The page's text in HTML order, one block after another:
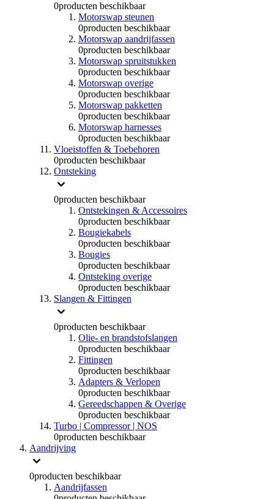
0producten beschikbaar
Motorswap steunen
0producten beschikbaar
Motorswap aandrijfassen
0producten beschikbaar
Motorswap spruitstukken
0producten beschikbaar
Motorswap overige
0producten beschikbaar
Motorswap pakketten
0producten beschikbaar
Motorswap harnesses
0producten beschikbaar
Vloeistoffen & Toebehoren
0producten beschikbaar
Ontsteking
0producten beschikbaar
Ontstekingen & Accessoires
0producten beschikbaar
Bougiekabels
0producten beschikbaar
Bougies
0producten beschikbaar
Ontsteking overige
0producten beschikbaar
Slangen & Fittingen
0producten beschikbaar
Olie- en brandstofslangen
0producten beschikbaar
Fittingen
0producten beschikbaar
Adapters & Verlopen
0producten beschikbaar
Gereedschappen & Overige
0producten beschikbaar
Turbo | Compressor | NOS
0producten beschikbaar
Aandrijving
0producten beschikbaar
Aandrijfassen